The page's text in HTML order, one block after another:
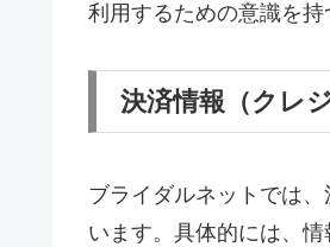
利用するための意識を
決済情報（クレ
ブライダルネットでは
います。具体的には、